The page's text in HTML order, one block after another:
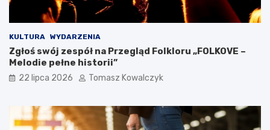
KULTURA WYDARZENIA
Zgłoś swój zespół na Przegląd Folkloru „FOLKOVE –
Melodie pełne historii”
22 lipca 2026 Tomasz Kowalczyk